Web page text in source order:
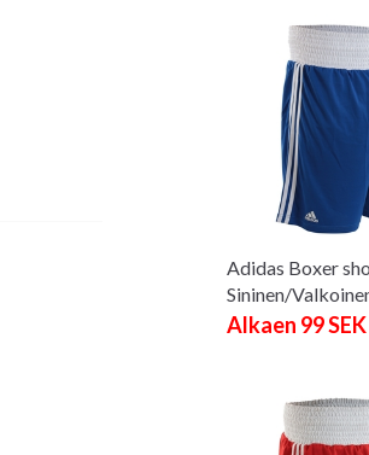
Adidas Boxer
Sininen/
Alkaen 99 SEK